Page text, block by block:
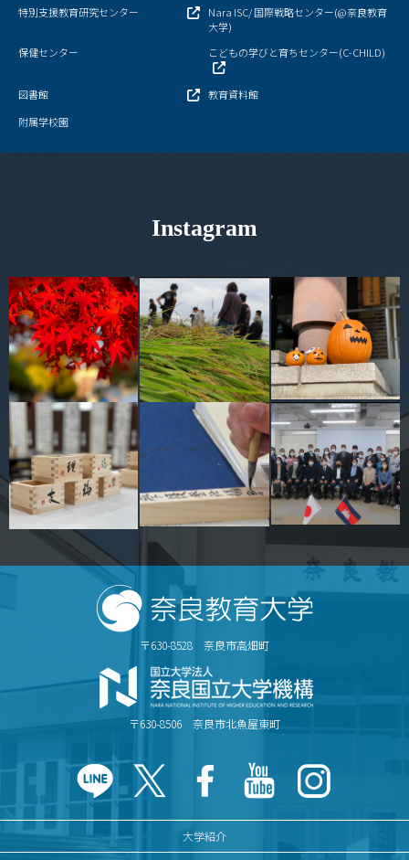
特別支援教育研究センター
Nara ISC/ 国際戦略センター(@奈良教育
大学)
保健センター
こどもの学びと育ちセンター(C-CHILD)
図書館
教育資料館
附属学校園
Instagram
〒630-8528 奈良市高畑町
〒630-8506 奈良市北魚屋東町
大学紹介